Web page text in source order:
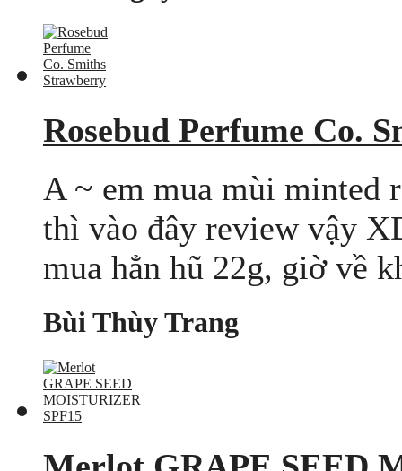
Rosebud Perfume Co.
A ~ em mua mùi minted
thì vào đây review vậy
mua hẳn hũ 22g, giờ về
Bùi Thùy Trang